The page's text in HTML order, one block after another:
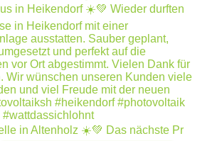
in Altenholz ☀️💚 Das nächste Pr